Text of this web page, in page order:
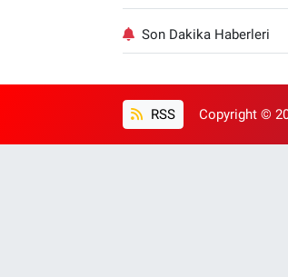
Son Dakika Haberleri
RSS Copyright ©